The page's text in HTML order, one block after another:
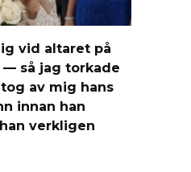
vid altaret på
så jag torkade
av mig hans
innan han
verkligen